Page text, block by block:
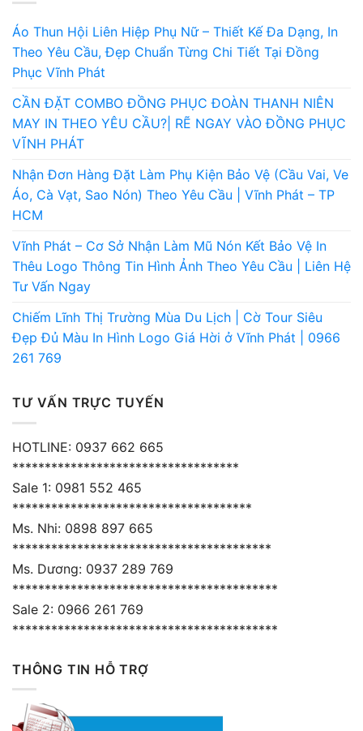
Áo Thun Hội Liên Hiệp Phụ Nữ – Thiết Kế Đa Dạng, In
Theo Yêu Cầu, Đẹp Chuẩn Từng Chi Tiết Tại Đồng
Phục Vĩnh Phát
CẦN ĐẶT COMBO ĐỒNG PHỤC ĐOÀN THANH NIÊN
MAY IN THEO YÊU CẦU?| RẼ NGAY VÀO ĐỒNG PHỤC
VĨNH PHÁT
Nhận Đơn Hàng Đặt Làm Phụ Kiện Bảo Vệ (Cầu Vai, Ve
Áo, Cà Vạt, Sao Nón) Theo Yêu Cầu | Vĩnh Phát – TP
HCM
Vĩnh Phát – Cơ Sở Nhận Làm Mũ Nón Kết Bảo Vệ In
Thêu Logo Thông Tin Hình Ảnh Theo Yêu Cầu | Liên Hệ
Tư Vấn Ngay
Chiếm Lĩnh Thị Trường Mùa Du Lịch | Cờ Tour Siêu
Đẹp Đủ Màu In Hình Logo Giá Hời ở Vĩnh Phát | 0966
261 769
TƯ VẤN TRỰC TUYẾN
HOTLINE: 0937 662 665
***********************************
Sale 1: 0981 552 465
*************************************
Ms. Nhi: 0898 897 665
****************************************
Ms. Dương: 0937 289 769
*****************************************
Sale 2: 0966 261 769
*****************************************
THÔNG TIN HỖ TRỢ